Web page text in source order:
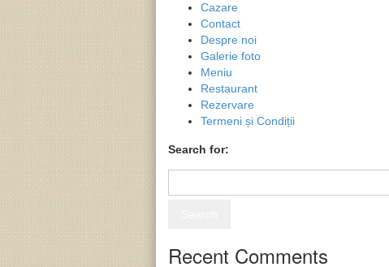
Cazare
Contact
Despre noi
Galerie foto
Meniu
Restaurant
Rezervare
Termeni și Condiții
Search for:
Recent Comments